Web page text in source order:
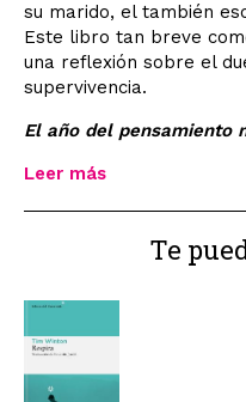
su marido, el también
Este libro tan breve
una reflexión sobre el
supervivencia.
El año del pensamiento
Leer más
Te